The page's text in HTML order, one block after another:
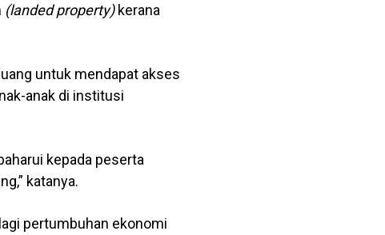
(landed property)kerana
untuk mendapat akses
anak di institusi
kepada peserta
katanya.
pertumbuhan ekonomi